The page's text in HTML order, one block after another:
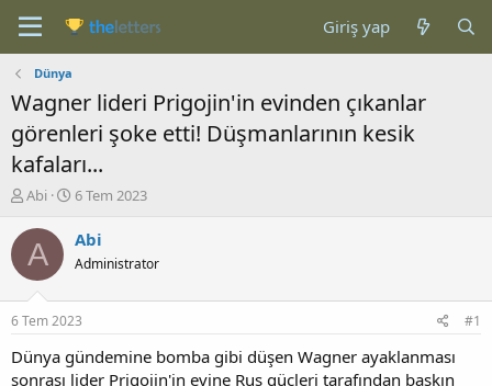
Giriş yap
Dünya
Wagner lideri Prigojin'in evinden çıkanlar
görenleri şoke etti! Düşmanlarının kesik
kafaları...
K
n
b
u
u
b
a
Abi
B
ş
a
g
ı
ç
t
6 Tem 2023
A Abi
Administrator
6 Tem 2023 #1
Dünya gündemine bomba gibi düşen Wagner ayaklanması
sonrası lider Prigojin'in evine Rus güçleri tarafından baskın